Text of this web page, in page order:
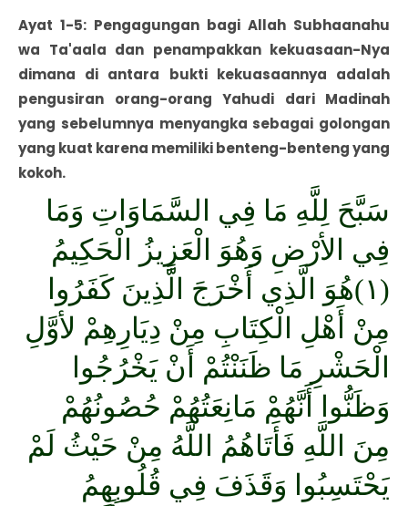
Ayat 1-5: Pengagungan bagi Allah Subhaanahu
wa Ta'aala dan penampakkan kekuasaan-Nya
dimana di antara bukti kekuasaannya adalah
pengusiran orang-orang Yahudi dari Madinah
yang sebelumnya menyangka sebagai golongan
yang kuat karena memiliki benteng-benteng yang
kokoh.
سَبَّحَ لِلَّهِ مَا فِي السَّمَاوَاتِ وَمَا
فِي الأرْضِ وَهُوَ الْعَزِيزُ الْحَكِيمُ
(١)هُوَ الَّذِي أَخْرَجَ الَّذِينَ كَفَرُوا
مِنْ أَهْلِ الْكِتَابِ مِنْ دِيَارِهِمْ لأوَّلِ
الْحَشْرِ مَا ظَنَنْتُمْ أَنْ يَخْرُجُوا
وَظَنُّوا أَنَّهُمْ مَانِعَتُهُمْ حُصُونُهُمْ
مِنَ اللَّهِ فَأَتَاهُمُ اللَّهُ مِنْ حَيْثُ لَمْ
يَحْتَسِبُوا وَقَذَفَ فِي قُلُوبِهِمُ